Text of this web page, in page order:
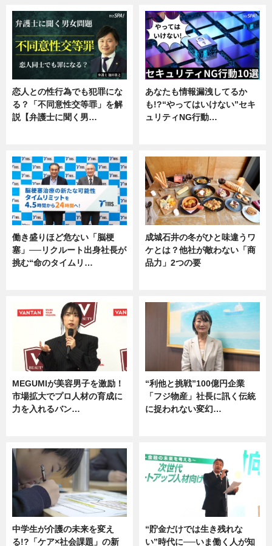
恋人との性行為でも犯罪にな
る？「不同意性交等罪」を解
説【弁護士に聞く男…
あなたも情報漏洩してるか
も!?“やってはいけない”セキ
ュリティNG行動…
働き盛りほど危ない「脳梗
塞」──リクルート出身社長が
挑む“命のタイムリ…
成城石井の冬がひと味違うワ
ケとは？他社が敵わない「商
品力」2つの要
MEGUMIが美容男子を激励！
市場拡大でプロ人材の育成に
力を入れるバン…
“利他と挑戦”100億円企業
「フジ物産」社長に訊く伝統
に捉われない変幻…
中学生が介護の未来を変え
る!?「ケア×社会課題」の新
“貯金だけでは生き残れな
い”時代に──いま働く人が知